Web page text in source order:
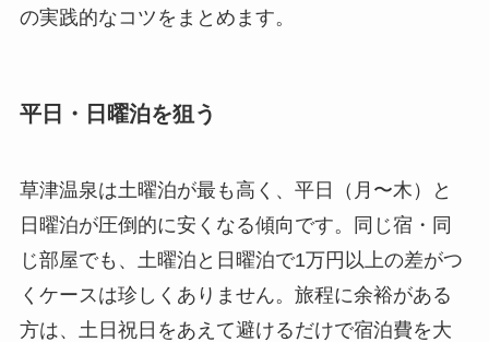
の実践的なコツをまとめます。
平日・日曜泊を狙う
草津温泉は土曜泊が最も高く、平日（月〜木）と
日曜泊が圧倒的に安くなる傾向です。同じ宿・同
じ部屋でも、土曜泊と日曜泊で1万円以上の差がつ
くケースは珍しくありません。旅程に余裕がある
方は、土日祝日をあえて避けるだけで宿泊費を大